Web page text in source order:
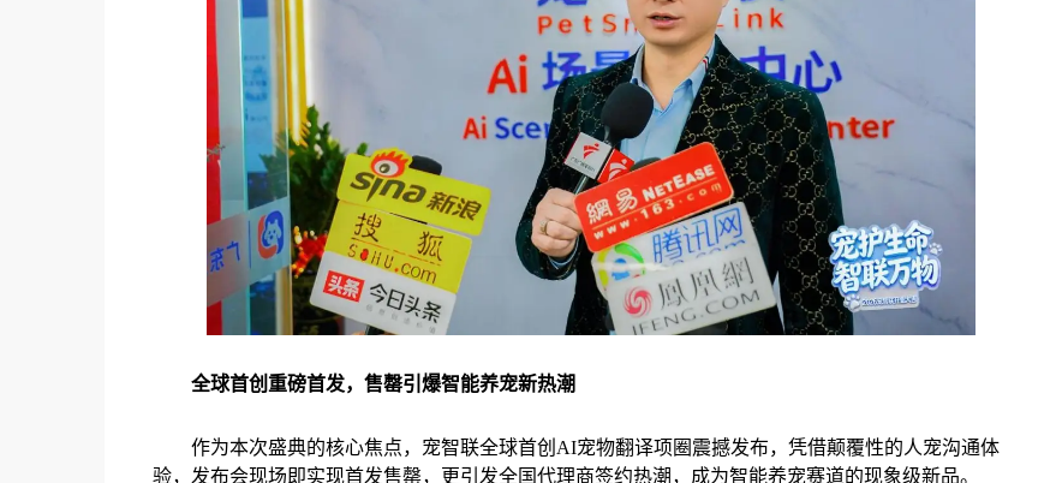
全球首创重磅首发，售罄引爆智能养宠新热潮
作为本次盛典的核心焦点，宠智联全球首创AI宠物翻译项圈震撼发布，凭借颠覆性的人宠沟通体
验，发布会现场即实现首发售罄，更引发全国代理商签约热潮，成为智能养宠赛道的现象级新品。